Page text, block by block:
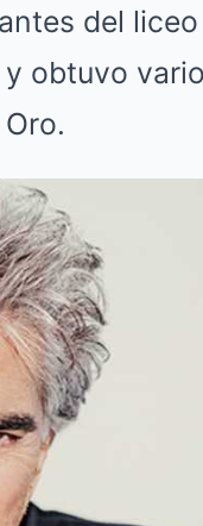
del
obtuvo